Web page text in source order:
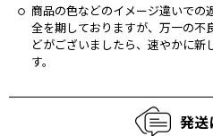
商品の⾊などのイメージ違いでの
全を期しておりますが、万⼀の不
どがございましたら、速やかに新
す。
発送